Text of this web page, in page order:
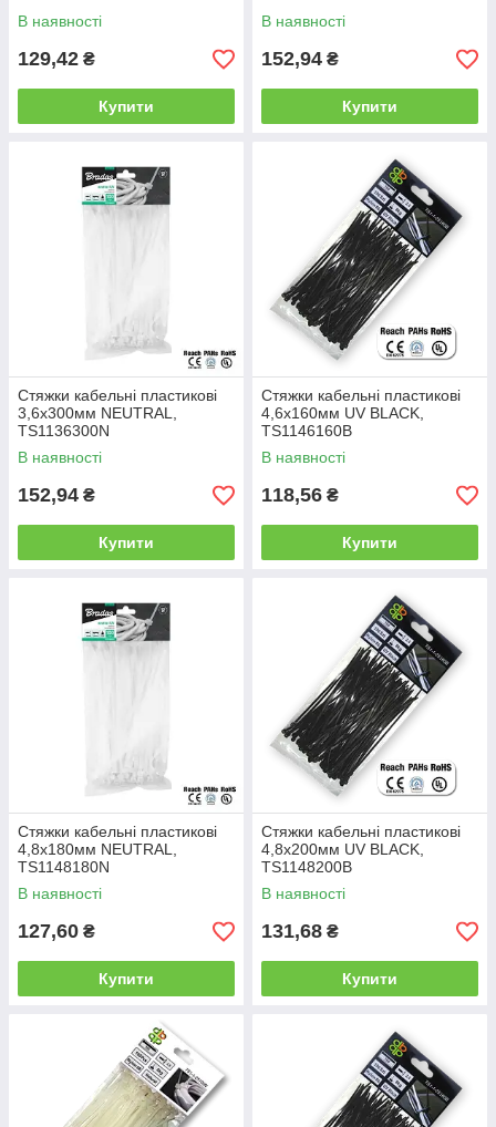
В наявності
129,42 ₴
Купити
В наявності
152,94 ₴
Купити
Стяжки кабельні пластикові
3,6x300мм NEUTRAL,
TS1136300N
В наявності
152,94 ₴
Купити
Стяжки кабельні пластикові
4,6x160мм UV BLACK,
TS1146160B
В наявності
118,56 ₴
Купити
Стяжки кабельні пластикові
4,8x180мм NEUTRAL,
TS1148180N
В наявності
127,60 ₴
Купити
Стяжки кабельні пластикові
4,8x200мм UV BLACK,
TS1148200B
В наявності
131,68 ₴
Купити